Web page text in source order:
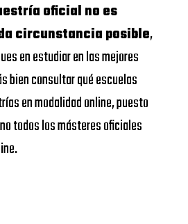
oficial no es
circunstancia posible,
en estudiar en las mejores
bien consultar qué escuelas
en modalidad online, puesto
todos los másteres oficiales